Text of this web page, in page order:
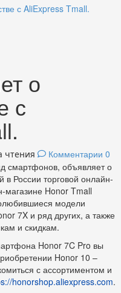
с AliExpress Tmall.
о
с
чтения
Комментарии 0
смартфонов, объявляет о
в России торговой онлайн-
Honor Tmall
модели
7X и ряд других, а также
и скидкам.
Honor 7C Pro вы
Honor 10 –
с ассортиментом и
honorshop.aliexpress.com.